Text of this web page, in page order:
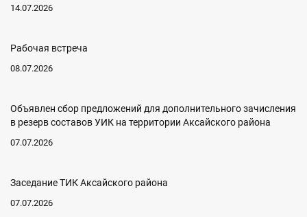
14.07.2026
Рабочая встреча
08.07.2026
Объявлен сбор предложений для дополнительного зачисления
в резерв составов УИК на территории Аксайского района
07.07.2026
Заседание ТИК Аксайского района
07.07.2026